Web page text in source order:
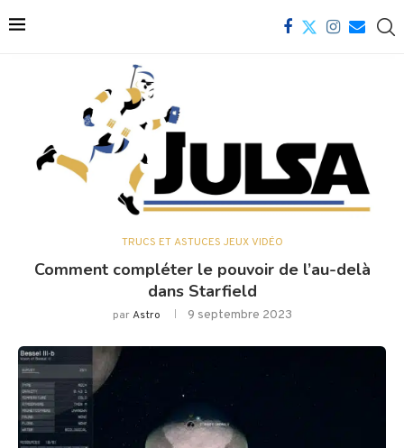
TRUCS ET ASTUCES JEUX VIDÉO
Comment compléter le pouvoir de l’au-delà
dans Starfield
parAstro 9 septembre 2023